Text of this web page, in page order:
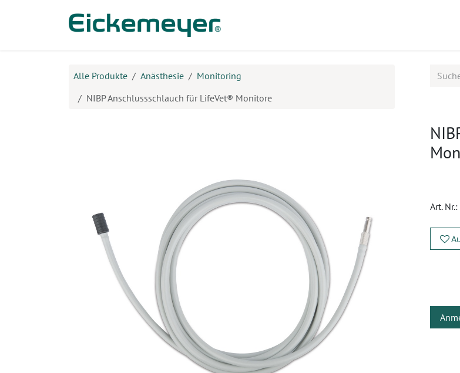
Alle Produkte Anästhesie
Monitoring
NIBP Anschlussschlauch für LifeVet® Monitore
Art. Nr.: